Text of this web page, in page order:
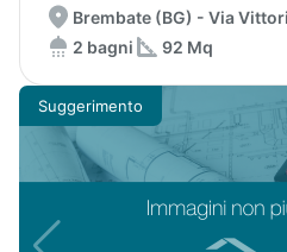
Brembate (BG) - Via
2 bagni
92 Mq
Suggerimento